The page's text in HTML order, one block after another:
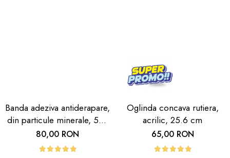
Banda adeziva antiderapare,
din particule minerale, 5m,
neagra cu dunga
fosforescenta
80,00 RON
Oglinda concava rutiera,
acrilic, 25.6 cm
65,00 RON